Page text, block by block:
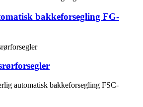
bakkeforsegling FG-